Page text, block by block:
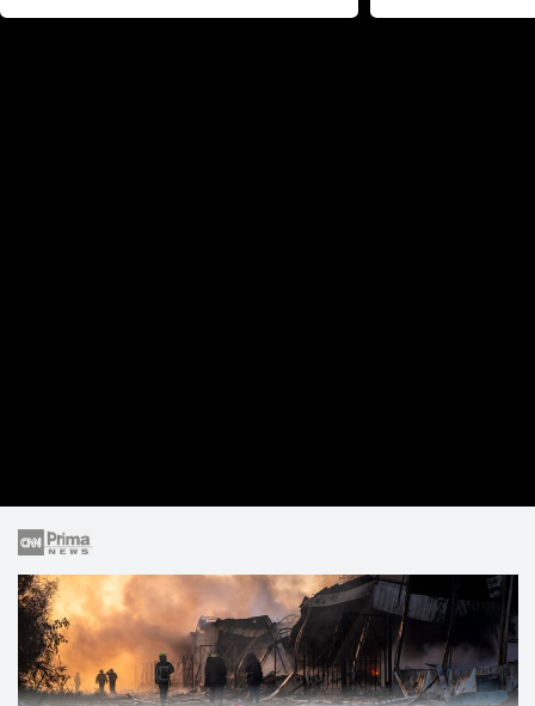
Pottera přišla s ráznou
přichází s